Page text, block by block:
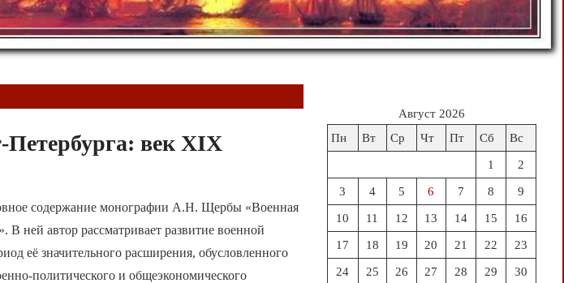
век XIX
содержание монографии А.Н. Щербы «Военная
ней автор рассматривает развитие военной
её значительного расширения, обусловленного
политического и общеэкономического
Август 2026
Пн
Вт Ср Чт Пт Сб Вс
1 2
3 4 5 6 7 8 9
10 11 12 13 14 15 16
17 18 19 20 21 22 23
24 25 26 27 28 29 30